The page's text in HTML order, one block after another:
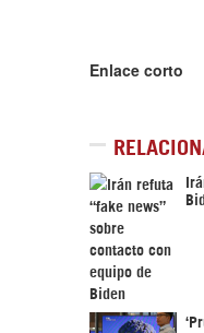
Enlace corto